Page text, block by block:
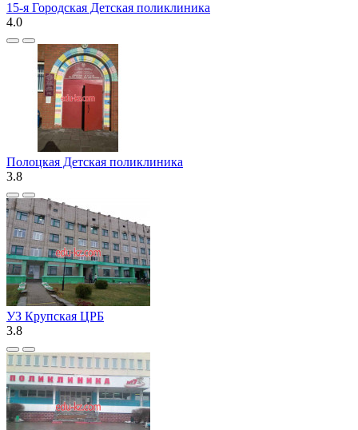
15-я Городская Детская поликлиника
4.0
Полоцкая Детская поликлиника
3.8
УЗ Крупская ЦРБ
3.8